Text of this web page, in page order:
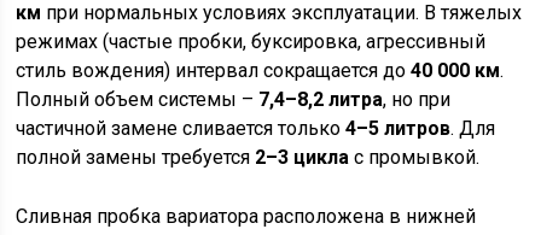
км при нормальных условиях эксплуатации. В тяжелых
режимах (частые пробки, буксировка, агрессивный
стиль вождения) интервал сокращается до40 000 км.
Полный объем системы – 7,4–8,2 литра, но при
частичной замене сливается только4–5 литров. Для
полной замены требуется 2–3 цикла с промывкой.
Сливная пробка вариатора расположена в нижней